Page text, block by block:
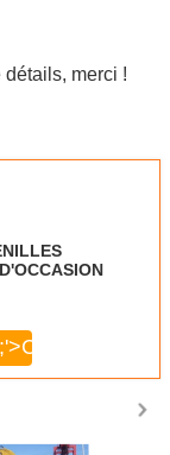
merci !
Continuer